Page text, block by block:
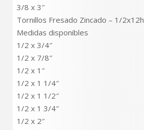
3/8 x 3″
Tornillos Fresado Zincado – 1/2x12h
Medidas disponibles
1/2 x 3/4″
1/2 x 7/8″
1/2 x 1″
1/2 x 1 1/4″
1/2 x 1 1/2″
1/2 x 1 3/4″
1/2 x 2″